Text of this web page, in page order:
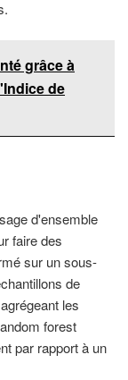
grâce à
de
d'ensemble
faire des
sur un sous-
de
les
forest
par rapport à un